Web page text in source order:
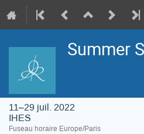
Summer
11–29 juil. 2022
IHES
Fuseau horaire Europe/Paris